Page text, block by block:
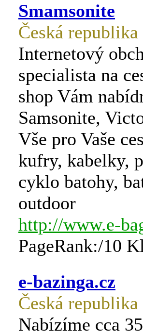
Smamsonite
Česká republika
Internetový
specialista na
shop Vám
Samsonite,
Vše pro Vaše
kufry, kabelky,
cyklo batohy,
outdoor
http://www.e-
PageRank:/10
e-bazinga.cz
Česká republika
Nabízíme cca